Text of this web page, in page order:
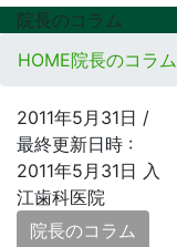
院長のコラム
HOME院長のコラム
2011年5月31日 /
最終更新日時 :
2011年5月31日 入
江歯科医院
院長のコラム